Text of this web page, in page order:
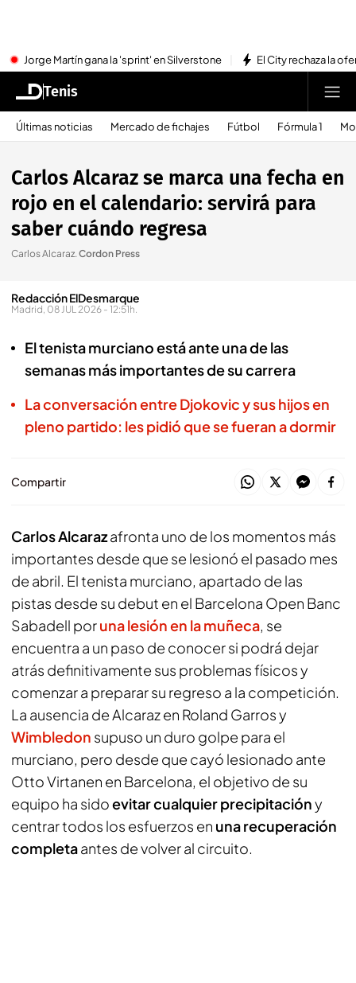
Jorge Martín gana la 'sprint' en Silverstone El City rechaza la
Tenis
Últimas noticias Mercado de fichajes Fútbol Fórmula 1
Carlos Alcaraz se marca una fecha en
rojo en el calendario: servirá para
saber cuándo regresa
Carlos Alcaraz.Cordon Press
Redacción ElDesmarque
Madrid, 08 JUL 2026 - 12:51h.
El tenista murciano está ante una de las
semanas más importantes de su carrera
La conversación entre Djokovic y sus hijos en
pleno partido: les pidió que se fueran a dormir
Compartir
Carlos Alcarazafronta uno de los momentos más
importantes desde que se lesionó el pasado mes
de abril. El tenista murciano, apartado de las
pistas desde su debut en el Barcelona Open Banc
Sabadell poruna lesión en la muñeca, se
encuentra a un paso de conocer si podrá dejar
atrás definitivamente sus problemas físicos y
comenzar a preparar su regreso a la competición.
La ausencia de Alcaraz en Roland Garros y
Wimbledon supuso un duro golpe para el
murciano, pero desde que cayó lesionado ante
Otto Virtanen en Barcelona, el objetivo de su
equipo ha sidoevitar cualquier precipitacióny
centrar todos los esfuerzos en una recuperación
completaantes de volver al circuito.